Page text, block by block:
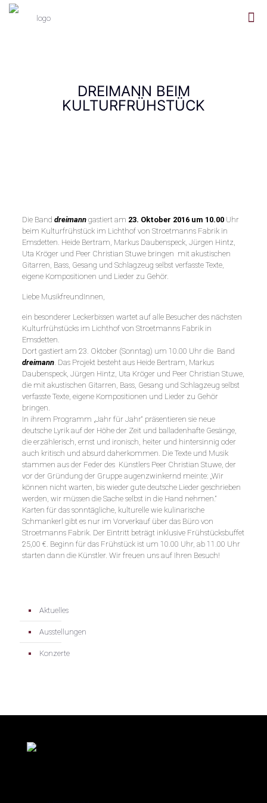
DREIMANN BEIM
KULTURFRÜHSTÜCK
Die Band dreimann gastiert am 23. Oktober 2016 um 10.00Uhr
beim Kulturfrühstück im Lichthof von Stroetmanns Fabrik in
Emsdetten. Heide Bertram, Markus Daubenspeck, Jürgen Hintz,
Uta Kröger und Peer Christian Stuwe bringen mit akustischen
Gitarren, Bass, Gesang und Schlagzeug selbst verfasste Texte,
eigene Kompositionen und Lieder zu Gehör.
Liebe MusikfreundInnen,
ein besonderer Leckerbissen wartet auf alle Besucher des nächsten
Kulturfrühstücks im Lichthof von Stroetmanns Fabrik in
Emsdetten.
Dort gastiert am 23. Oktober (Sonntag) um 10.00 Uhr die Band
dreimann. Das Projekt besteht aus Heide Bertram, Markus
Daubenspeck, Jürgen Hintz, Uta Kröger und Peer Christian Stuwe,
die mit akustischen Gitarren, Bass, Gesang und Schlagzeug selbst
verfasste Texte, eigene Kompositionen und Lieder zu Gehör
bringen.
In ihrem Programm „Jahr für Jahr“ präsentieren sie neue
deutsche Lyrik auf der Höhe der Zeit und balladenhafte Gesänge,
die erzählerisch, ernst und ironisch, heiter und hintersinnig oder
auch kritisch und absurd daherkommen. Die Texte und Musik
stammen aus der Feder des Künstlers Peer Christian Stuwe, der
vor der Gründung der Gruppe augenzwinkernd meinte: „Wir
können nicht warten, bis wieder gute deutsche Lieder geschrieben
werden, wir müssen die Sache selbst in die Hand nehmen.“
Karten für das sonntägliche, kulturelle wie kulinarische
Schmankerl gibt es nur im Vorverkauf über das Büro von
Stroetmanns Fabrik. Der Eintritt beträgt inklusive Frühstücksbuffet
25,00 €. Beginn für das Frühstück ist um 10.00 Uhr, ab 11.00 Uhr
starten dann die Künstler. Wir freuen uns auf Ihren Besuch!
Aktuelles
Ausstellungen
Konzerte